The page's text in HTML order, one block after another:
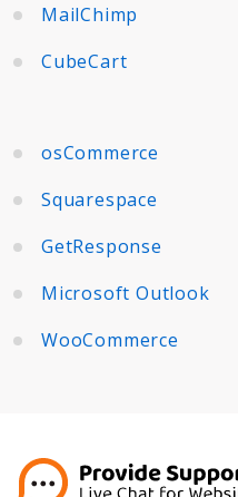
MailChimp
CubeCart
osCommerce
Squarespace
GetResponse
Microsoft Outlook
WooCommerce